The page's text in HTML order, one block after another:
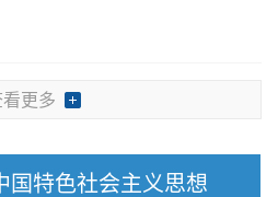
看更多
国特色社会主义思想